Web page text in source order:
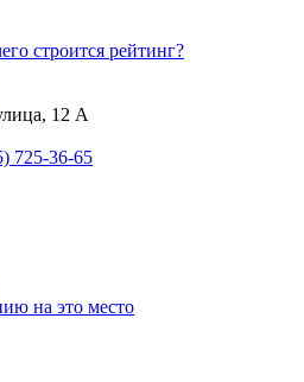
строится рейтинг?
12 А
725-36-65
на это место